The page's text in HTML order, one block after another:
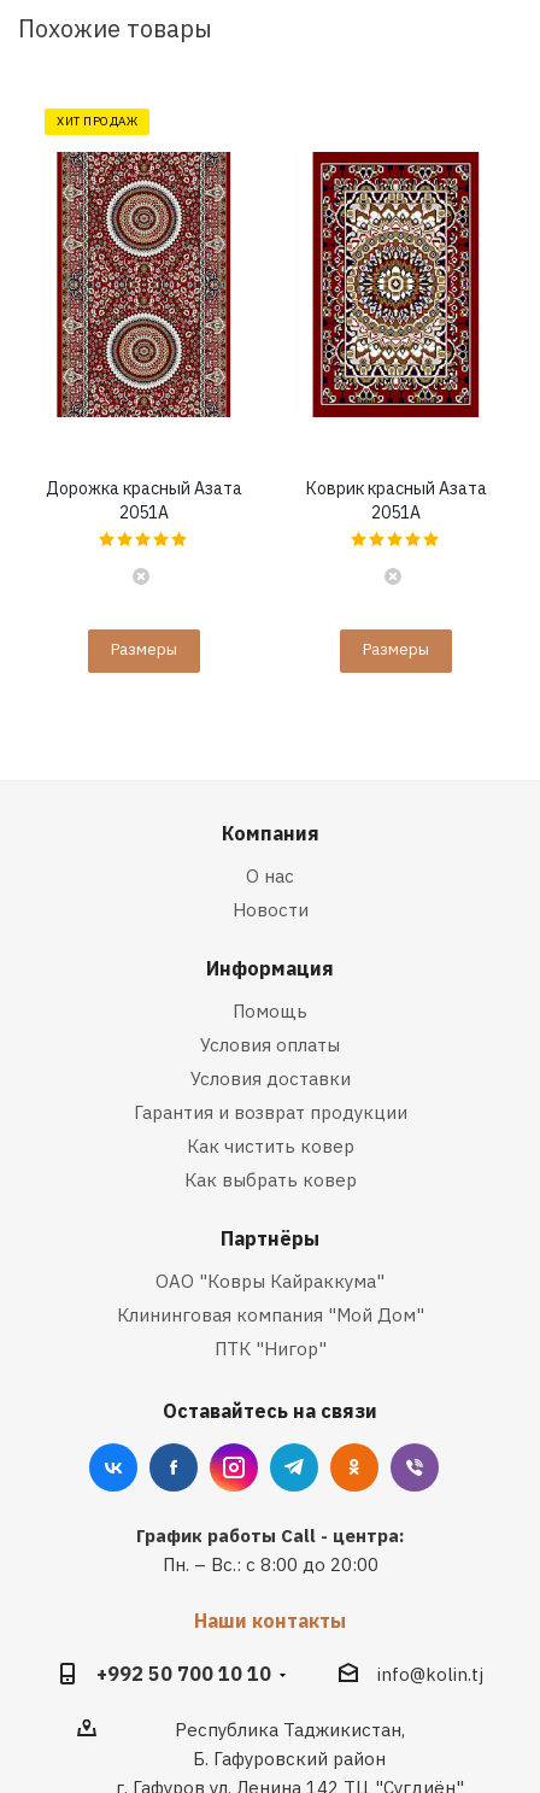
Похожие товары
ХИТ ПРОДАЖ
Дорожка красный Азата
2051A
Размеры
Коврик красный Азата
2051A
Размеры
Компания
О нас
Новости
Информация
Помощь
Условия оплаты
Условия доставки
Гарантия и возврат продукции
Как чистить ковер
Как выбрать ковер
Партнёры
ОАО "Ковры Кайраккума"
Клининговая компания "Мой Дом"
ПТК "Нигор"
Оставайтесь на связи
График работы Call - центра:
Пн. – Вс.: с 8:00 до 20:00
Наши контакты
+992 50 700 10 10 info@kolin.tj
Республика Таджикистан,
Б. Гафуровский район
г. Гафуров ул. Ленина 142 ТЦ "Сугдиён"